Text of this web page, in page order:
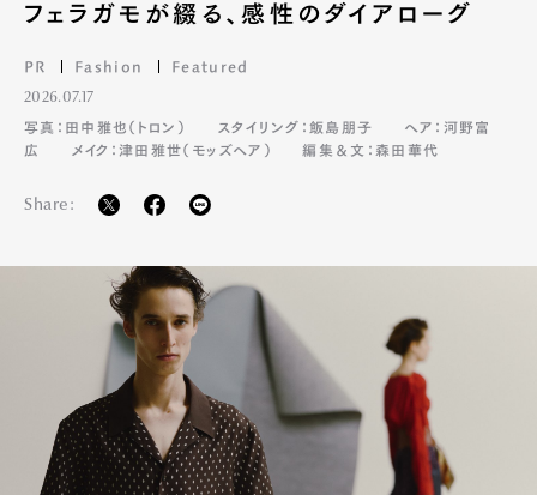
フェラガモが綴る、感性のダイアローグ
PR Fashion Featured
2026.07.17
写真：田中雅也（トロン）
スタイリング：飯島朋子
ヘア：河野富
広
メイク：津田雅世（モッズヘア） 編集＆文：森田華代
Share: